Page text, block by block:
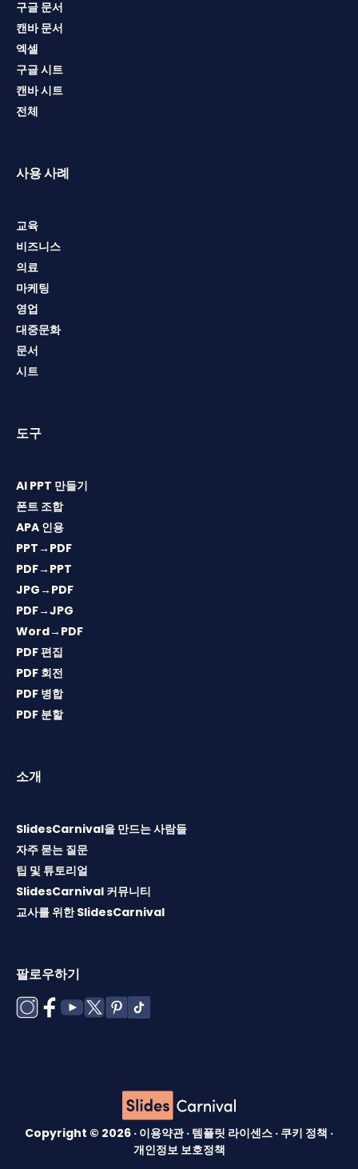
구글 문서
캔바 문서
엑셀
구글 시트
캔바 시트
전체
사용 사례
교육
비즈니스
의료
마케팅
영업
대중문화
문서
시트
도구
AI PPT 만들기
폰트 조합
APA 인용
PPT→PDF
PDF→PPT
JPG→PDF
PDF→JPG
Word→PDF
PDF 편집
PDF 회전
PDF 병합
PDF 분할
소개
SlidesCarnival을 만드는 사람들
자주 묻는 질문
팁 및 튜토리얼
SlidesCarnival 커뮤니티
교사를 위한 SlidesCarnival
팔로우하기
Copyright © 2026 · 이용약관· 템플릿 라이센스 · 쿠키 정책 ·
개인정보 보호정책